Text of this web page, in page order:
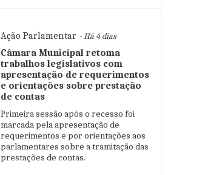
Ação Parlamentar - Há 4 dias
Câmara Municipal retoma
trabalhos legislativos com
apresentação de requerimentos
e orientações sobre prestação
de contas
Primeira sessão após o recesso foi
marcada pela apresentação de
requerimentos e por orientações aos
parlamentares sobre a tramitação das
prestações de contas.